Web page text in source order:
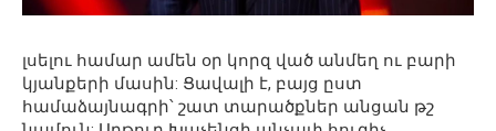
լսելու համար ամեն օր կորզ ված անմեղ ու բարի
կյանքերի մասին: Ցավալի է, բայց ըստ
համաձայնագրի՝ շատ տարածքներ անցան թշ